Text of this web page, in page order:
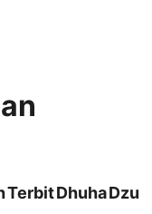
TerbitDhuha